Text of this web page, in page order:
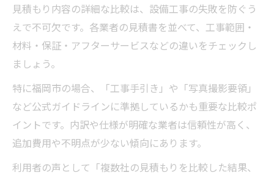
見積もり内容の詳細な比較は、設備工事の失敗を防ぐう
えで不可欠です。各業者の見積書を並べて、工事範囲・
材料・保証・アフターサービスなどの違いをチェックし
ましょう。
特に福岡市の場合、「工事手引き」や「写真撮影要領」
など公式ガイドラインに準拠しているかも重要な比較ポ
イントです。内訳や仕様が明確な業者は信頼性が高く、
追加費用や不明点が少ない傾向にあります。
利用者の声として「複数社の見積もりを比較した結果、